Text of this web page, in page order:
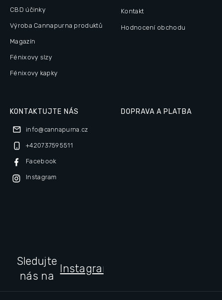
CBD účinky
Výroba Cannapurna produktů
Magazín
Fénixovy slzy
Fénixovy kapky
Kontakt
Hodnocení obchodu
KONTAKTUJTE NÁS
info@ cannapurna.cz
+420737595511
Facebook
Instagram
DOPRAVA A PLATBA
Sledujte
nás na
Instagramu